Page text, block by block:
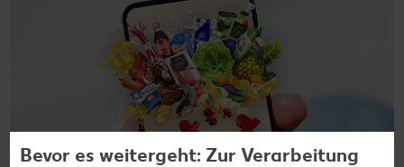
Bevor es weitergeht: Zur Verarbeitung